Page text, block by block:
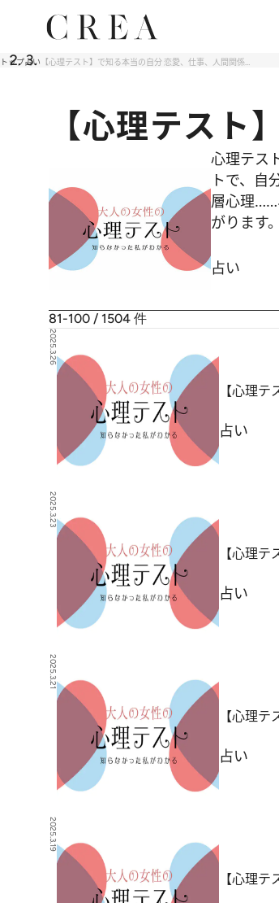
トップ占い 【心理テスト】で知る本当の自分 恋愛、仕事、人間関係…
【心理テス
心理テス
トで、
層心理……
がります。
占い
81-100 / 1504 件
2025.3.26
【心理
占い
2025.3.23
【心理
占い
2025.3.21
【心理
占い
2025.3.19
【心理